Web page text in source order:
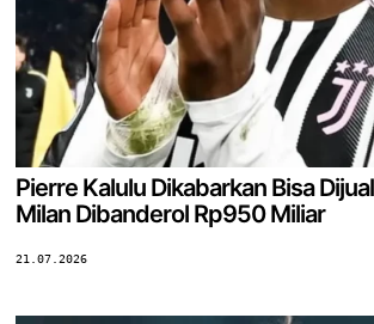
Pierre Kalulu Dikabarkan Bisa
Milan Dibanderol Rp950 Miliar
21.07.2026